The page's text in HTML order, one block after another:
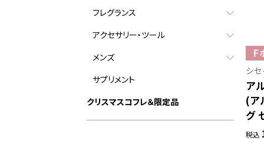
シ
ア
(ア
グ
税込
フレグランス
アクセサリー・ツール
メンズ
サプリメント
クリスマスコフレ＆限定品